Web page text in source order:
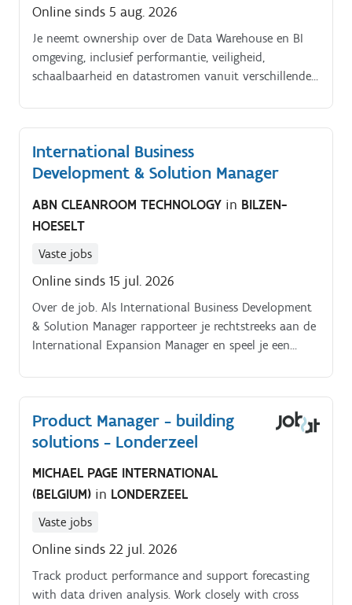
Online sinds 5 aug. 2026
Je neemt ownership over de Data Warehouse en BI
omgeving, inclusief performantie, veiligheid,
schaalbaarheid en datastromen vanuit verschillende
en draag je bij aan data governance en master data
management.
International Business
Development & Solution Manager
ABN CLEANROOM TECHNOLOGY in BILZEN-
HOESELT
Vaste jobs
Online sinds 15 jul. 2026
Over de job. Als International Business Development
& Solution Manager rapporteer je rechtstreeks aan de
International Expansion Manager en speel je een
Europa. Je opdracht reikt verder dan klassieke
business development: je identificeert opkomende
markten, bouwt strategische ecosystemen uit en
vertaalt opportuniteiten naar succesvolle projecten,
engineeringteams Je gaat actief op zoek naar nieuwe
projecten, je bent een echte hunter. Daarbij vervul je
de rol van commerciële en technische brug tussen de
uitdagingen van de klant en de Configure-To-Order+
(CTO+) oplossingen van ABN Rapporteert rechtstreeks
aan de International Expansion Manager en draagt
bij aan de uitvoering van ABN's internationale
Product Manager - building
solutions - Londerzeel
MICHAEL PAGE INTERNATIONAL
(BELGIUM) in LONDERZEEL
Vaste jobs
Online sinds 22 jul. 2026
Track product performance and support forecasting
with data driven analysis. Work closely with cross